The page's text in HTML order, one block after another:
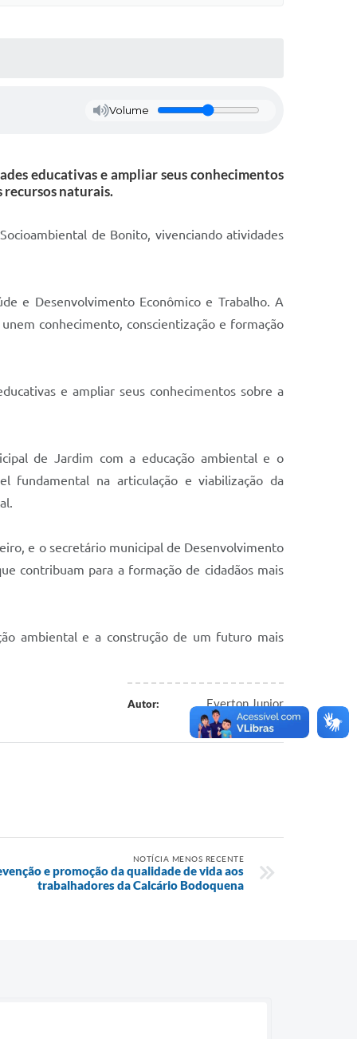
Volume
educativas e ampliar seus conhecimentos
recursos naturais.
de Bonito, vivenciando atividades
e Desenvolvimento Econômico e Trabalho. A
conhecimento, conscientização e formação
e ampliar seus conhecimentos sobre a
de Jardim com a educação ambiental e o
fundamental na articulação e viabilização da
e o secretário municipal de Desenvolvimento
contribuam para a formação de cidadãos mais
ambiental e a construção de um futuro mais
Autor: Everton Junior
NOTÍCIA MENOS RECENTE
e promoção da qualidade de vida aos
trabalhadores da Calcário Bodoquena